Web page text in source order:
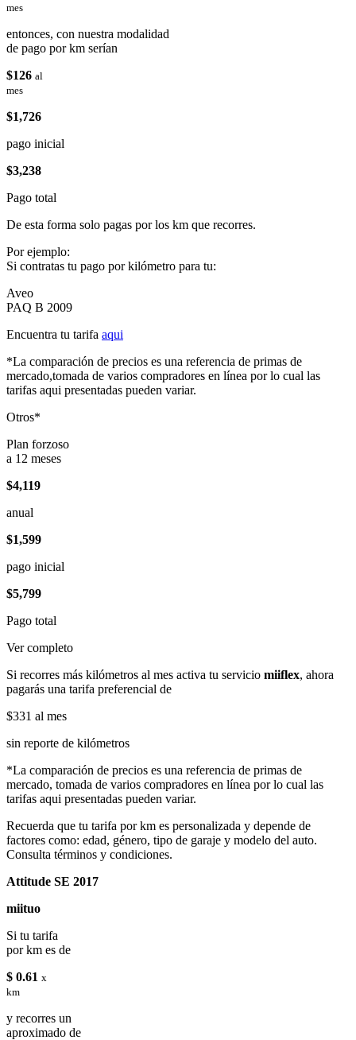
mes
entonces, con nuestra modalidad
de pago por km serían
$126 al
mes
$1,726
pago inicial
$3,238
Pago total
De esta forma solo pagas por los km que recorres.
Por ejemplo:
Si contratas tu pago por kilómetro para tu:
Aveo
PAQ B 2009
Encuentra tu tarifa aqui
*La comparación de precios es una referencia de primas de
mercado,tomada de varios compradores en línea por lo cual las
tarifas aqui presentadas pueden variar.
Otros*
Plan forzoso
a 12 meses
$4,119
anual
$1,599
pago inicial
$5,799
Pago total
Ver completo
Si recorres más kilómetros al mes activa tu servicio miiflex, ahora
pagarás una tarifa preferencial de
$331 al mes
sin reporte de kilómetros
*La comparación de precios es una referencia de primas de
mercado, tomada de varios compradores en línea por lo cual las
tarifas aqui presentadas pueden variar.
Recuerda que tu tarifa por km es personalizada y depende de
factores como: edad, género, tipo de garaje y modelo del auto.
Consulta términos y condiciones.
Attitude SE 2017
miituo
Si tu tarifa
por km es de
$ 0.61 x
km
y recorres un
aproximado de